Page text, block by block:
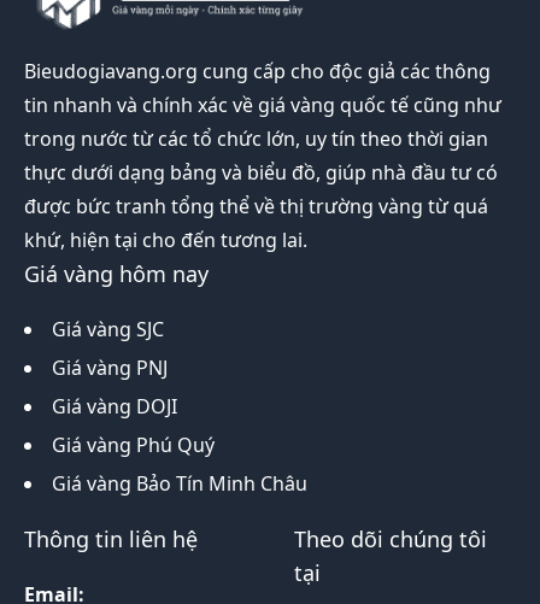
Bieudogiavang.org cung cấp cho độc giả các thông
tin nhanh và chính xác về giá vàng quốc tế cũng như
trong nước từ các tổ chức lớn, uy tín theo thời gian
thực dưới dạng bảng và biểu đồ, giúp nhà đầu tư có
được bức tranh tổng thể về thị trường vàng từ quá
khứ, hiện tại cho đến tương lai.
Giá vàng hôm nay
Giá vàng SJC
Giá vàng PNJ
Giá vàng DOJI
Giá vàng Phú Quý
Giá vàng Bảo Tín Minh Châu
Thông tin liên hệ
Email:
Theo dõi chúng tôi
tại